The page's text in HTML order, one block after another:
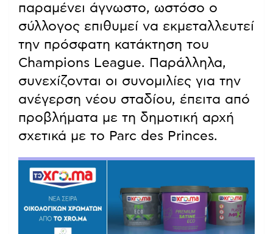
παραμένει άγνωστο, ωστόσο ο
σύλλογος επιθυμεί να εκμεταλλευτεί
την πρόσφατη κατάκτηση του
Champions League. Παράλληλα,
συνεχίζονται οι συνομιλίες για την
ανέγερση νέου σταδίου, έπειτα από
προβλήματα με τη δημοτική αρχή
σχετικά με το Parc des Princes.